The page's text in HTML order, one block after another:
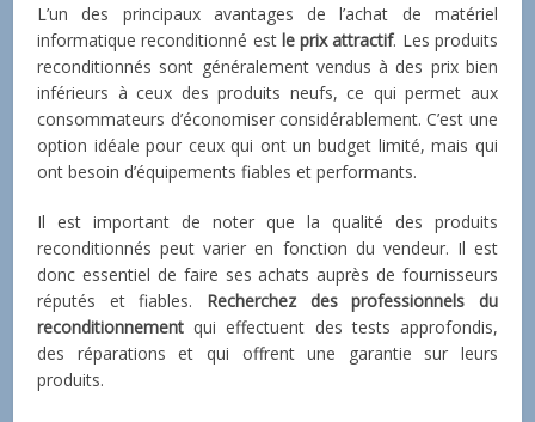
L’un des principaux avantages de l’achat de matériel
informatique reconditionné estle prix attractif. Les produits
reconditionnés sont généralement vendus à des prix bien
inférieurs à ceux des produits neufs, ce qui permet aux
consommateurs d’économiser considérablement. C’est une
option idéale pour ceux qui ont un budget limité, mais qui
ont besoin d’équipements fiables et performants.
Il est important de noter que la qualité des produits
reconditionnés peut varier en fonction du vendeur. Il est
donc essentiel de faire ses achats auprès de fournisseurs
réputés et fiables. Recherchez des professionnels du
reconditionnement qui effectuent des tests approfondis,
des réparations et qui offrent une garantie sur leurs
produits.